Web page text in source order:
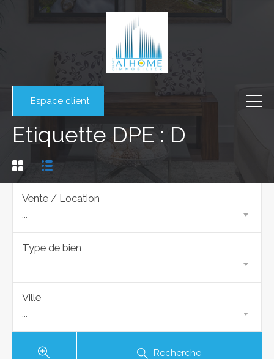
Espace client
Etiquette DPE : D
Vente / Location
...
Type de bien
...
Ville
...
Recherche